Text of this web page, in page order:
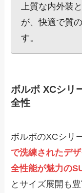
上質な内外装
が、快適で質
す。
ボルボ XCシリ
全性
ボルボのXCシリ
で洗練されたデ
全性能が魅力の
とサイズ展開も